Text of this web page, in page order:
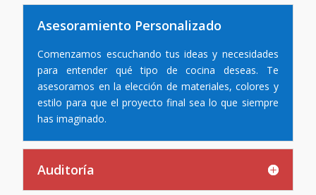
Asesoramiento Personalizado
Comenzamos escuchando tus ideas y necesidades
para entender qué tipo de cocina deseas. Te
asesoramos en la elección de materiales, colores y
estilo para que el proyecto final sea lo que siempre
has imaginado.
Auditoría